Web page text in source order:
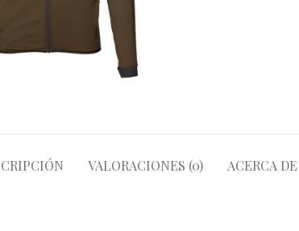
VALORACIONES (0) ACERCA